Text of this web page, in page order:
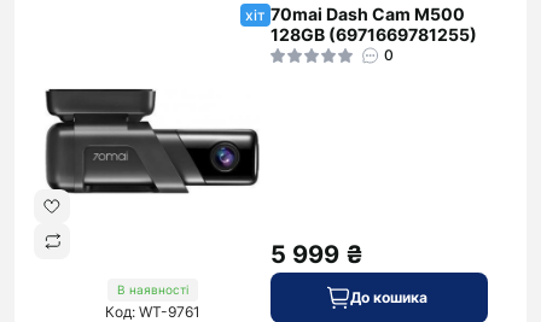
хіт
В наявності
Код: WT-9761
70mai Dash Cam M500
128GB (6971669781255)
0
5 999 ₴
До кошика